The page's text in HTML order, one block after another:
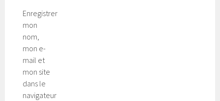
Enregistrer
mon
nom,
mon e-
mail et
mon site
dans le
navigateur